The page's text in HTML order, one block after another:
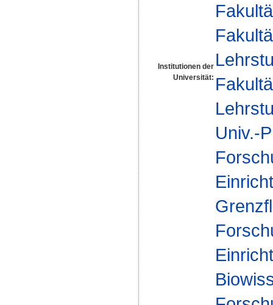
Institutionen der
Universität:
Univ.-